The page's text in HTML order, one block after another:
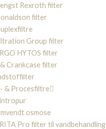
Rexroth filter
filter
Group filter
HYTOS filter
Crankcase filter
& Procesfiltre
osmose
Pro filter til vandbehandling